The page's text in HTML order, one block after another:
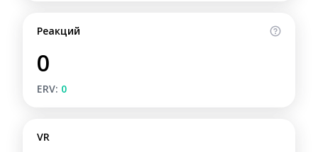
Реакций
0
ERV: 0
VR